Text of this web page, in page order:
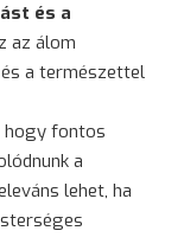
és a
az álom
a természettel
hogy fontos
a
lehet, ha